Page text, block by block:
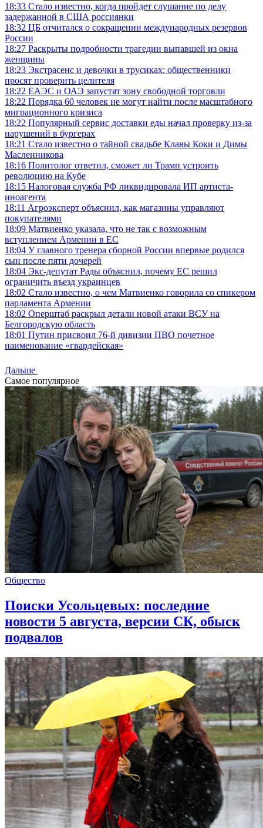
18:33 Стало известно, когда пройдет слушание по делу
задержанной в США россиянки
18:32 ЦБ отчитался о сокращении международных резервов
России
18:27 Раскрыты подробности трагедии выпавшей из окна
женщины
18:23 Экстрасенс и девочки в трусиках: общественники
просят проверить целителя
18:22 ЕАЭС и ОАЭ запустят зону свободной торговли
18:22 Порядка 60 человек не могут найти после масштабного
миграционного кризиса
18:22 Популярный сервис доставки еды начал проверку из-за
нарушений в бургерах
18:21 Стало известно о тайной свадьбе Клавы Коки и Димы
Масленникова
18:16 Политолог ответил, сможет ли Трамп устроить
революцию на Кубе
18:15 Налоговая служба РФ ликвидировала ИП артиста-
иноагента
18:11 Агроэксперт объяснил, как магазины управляют
покупателями
18:09 Матвиенко указала, что не так с возможным
вступлением Армении в ЕС
18:04 У главного тренера сборной России впервые родился
сын после пяти дочерей
18:04 Экс-депутат Рады объяснил, почему ЕС решил
ограничить въезд украинцев
18:02 Стало известно, о чем Матвиенко говорила со спикером
парламента Армении
18:02 Оперштаб раскрыл детали новой атаки ВСУ на
Белгородскую область
18:01 Путин присвоил 76-й дивизии ПВО почетное
наименование «гвардейская»
Дальше
Самое популярное
Общество
Поиски Усольцевых: последние
новости 5 августа, версии СК, обыск
подвалов